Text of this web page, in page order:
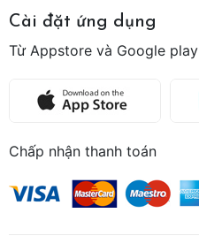
Cài đặt ứng dụng
Từ Appstore và Google play
Chấp nhận thanh toán